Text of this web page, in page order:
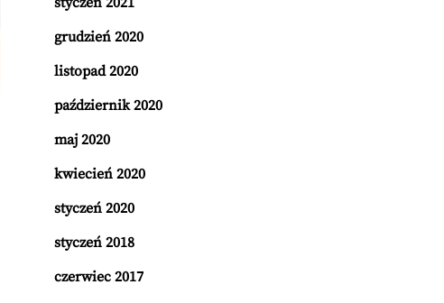
grudzień 2020
listopad 2020
październik 2020
maj 2020
kwiecień 2020
styczeń 2020
styczeń 2018
czerwiec 2017